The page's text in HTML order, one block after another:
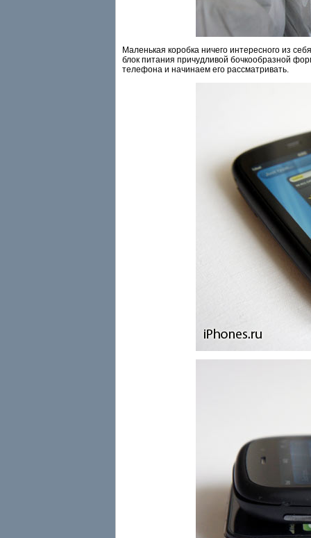
Маленькая коробка ничего интересного из
блок питания причудливой бочкообразной
телефона и начинаем его рассматривать.